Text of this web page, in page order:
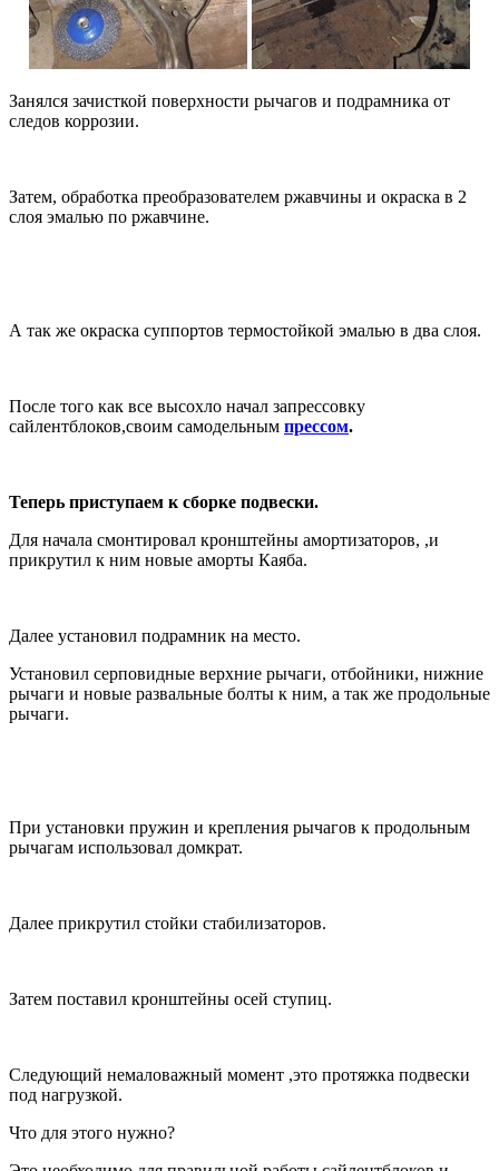
Занялся зачисткой поверхности рычагов и подрамника от
следов коррозии.
Затем, обработка преобразователем ржавчины и окраска в 2
слоя эмалью по ржавчине.
А так же окраска суппортов термостойкой эмалью в два слоя.
После того как все высохло начал запрессовку
сайлентблоков,своим самодельным прессом.
Теперь приступаем к сборке подвески.
Для начала смонтировал кронштейны амортизаторов, ,и
прикрутил к ним новые аморты Каяба.
Далее установил подрамник на место.
Установил серповидные верхние рычаги, отбойники, нижние
рычаги и новые развальные болты к ним, а так же продольные
рычаги.
При установки пружин и крепления рычагов к продольным
рычагам использовал домкрат.
Далее прикрутил стойки стабилизаторов.
Затем поставил кронштейны осей ступиц.
Следующий немаловажный момент ,это протяжка подвески
под нагрузкой.
Что для этого нужно?